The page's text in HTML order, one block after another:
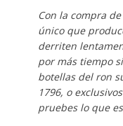
Con la compra
único que
derriten
por más tiempo
botellas del ron
1796, o
pruebes lo que